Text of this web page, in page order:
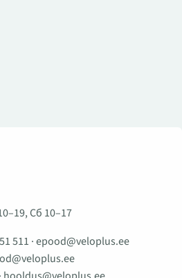
Сб 10–17
511 ·epood@veloplus.ee